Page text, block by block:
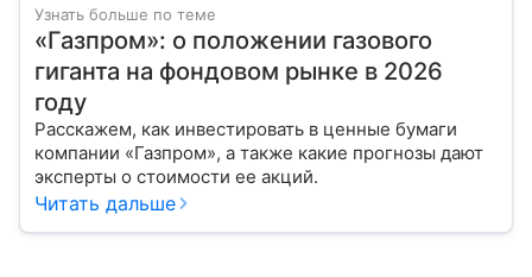
Узнать больше по теме
«Газпром»: о положении газового
гиганта на фондовом рынке в 2026
году
Расскажем, как инвестировать в ценные бумаги
компании «Газпром», а также какие прогнозы дают
эксперты о стоимости ее акций.
Читать дальше